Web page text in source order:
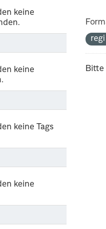
keine
keine
keine Tags
keine
Bitte